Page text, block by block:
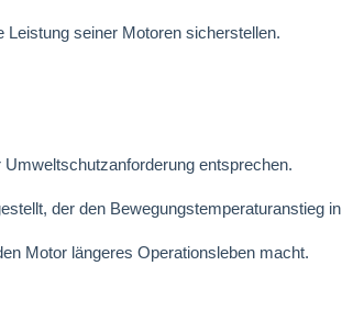
Leistung seiner Motoren sicherstellen.
entsprechen.
der den Bewegungstemperaturanstieg
Motor längeres Operationsleben macht.